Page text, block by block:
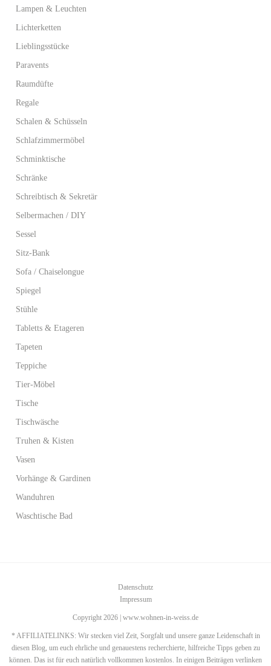
Lampen & Leuchten
Lichterketten
Lieblingsstücke
Paravents
Raumdüfte
Regale
Schalen & Schüsseln
Schlafzimmermöbel
Schminktische
Schränke
Schreibtisch & Sekretär
Selbermachen / DIY
Sessel
Sitz-Bank
Sofa / Chaiselongue
Spiegel
Stühle
Tabletts & Etageren
Tapeten
Teppiche
Tier-Möbel
Tische
Tischwäsche
Truhen & Kisten
Vasen
Vorhänge & Gardinen
Wanduhren
Waschtische Bad
Datenschutz
Impressum
Copyright 2026 | www.wohnen-in-weiss.de
* AFFILIATELINKS: Wir stecken viel Zeit, Sorgfalt und unsere ganze Leidenschaft in
diesen Blog, um euch ehrliche und genauestens recherchierte, hilfreiche Tipps geben zu
können. Das ist für euch natürlich vollkommen kostenlos. In einigen Beiträgen verlinken